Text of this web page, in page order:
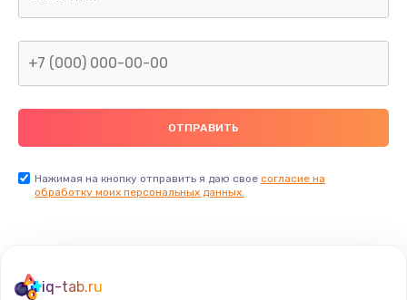
Нажимая на кнопку отправить я даю свое согласие на
обработку моих персональных данных.
iq-tab.ru